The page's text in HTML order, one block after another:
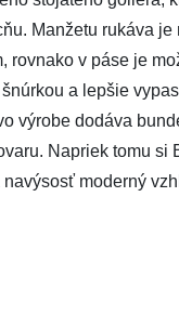
Manžetu rukáva
rovnako v páse je
a lepšie
výrobe dodáva
Napriek tomu si
moderný